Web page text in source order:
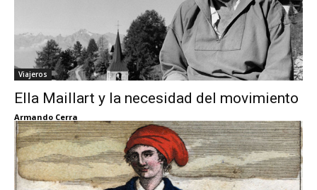
Viajeros
Ella Maillart y la necesidad del movimiento
Armando Cerra